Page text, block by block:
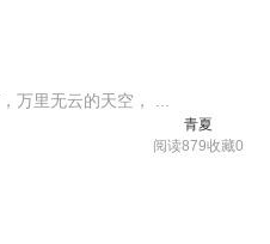
万里无云的天空， ...
青夏
阅读879收藏0